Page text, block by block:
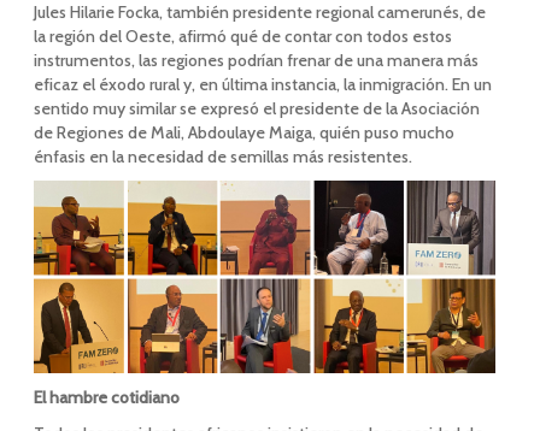
Jules Hilarie Focka, también presidente regional camerunés, de
la región del Oeste, afirmó qué de contar con todos estos
instrumentos, las regiones podrían frenar de una manera más
eficaz el éxodo rural y, en última instancia, la inmigración. En un
sentido muy similar se expresó el presidente de la Asociación
de Regiones de Mali, Abdoulaye Maiga, quién puso mucho
énfasis en la necesidad de semillas más resistentes.
El hambre cotidiano